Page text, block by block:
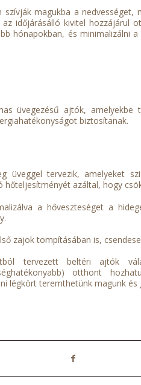
magukba a nedvességet,
időjárásálló kivitel hozzájárul
hónapokban, és
üvegezésű ajtók, amelyekbe
biztosítanak.
üveggel tervezik, amelyeket
azáltal, hogy
a hőveszteséget a
zajok tompításában is,
tervezett beltéri ajtók
otthont
légkört teremthetünk magunk és